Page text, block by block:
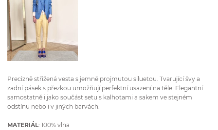
Precizně střižená vesta s jemně projmutou siluetou. Tvarující švy a
zadní pásek s přezkou umožňují perfektní usazení na těle. Elegantní
samostatně i jako součást setu s kalhotami a sakem ve stejném
odstínu nebo i v jiných barvách.
MATERIÁL: 100% vlna